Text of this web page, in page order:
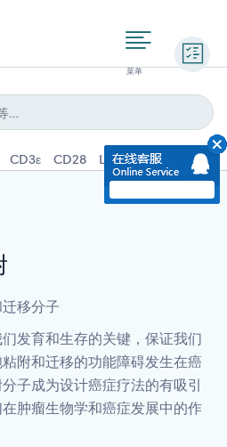
CD3ε CD28 Ly6G IFNγ IL-4
移分子
发育和生存的关键，保证我们
附和迁移的功能障碍发生在癌
子成为设计癌症疗法的有吸引
肿瘤生物学和癌症发展中的作